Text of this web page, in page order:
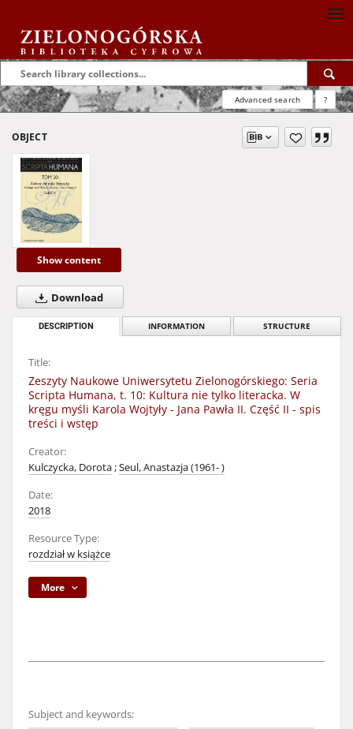
Advanced search ?
OBJECT
Show content
Download
DESCRIPTION INFORMATION STRUCTURE
Title:
Zeszyty Naukowe Uniwersytetu Zielonogórskiego: Seria
Scripta Humana, t. 10: Kultura nie tylko literacka. W
kręgu myśli Karola Wojtyły - Jana Pawła II. Część II - spis
treści i wstęp
Creator:
Kulczycka, Dorota;Seul, Anastazja (1961- )
Date:
2018
Resource Type:
rozdział w książce
More
Subject and keywords: